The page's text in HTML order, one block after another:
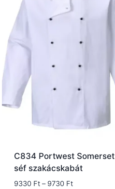
C834 Portwest Somerset
séf szakácskabát
9330 Ft – 9730 FtÁrtartomány: